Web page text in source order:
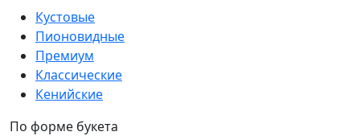
Кустовые
Пионовидные
Премиум
Классические
Кенийские
По форме букета